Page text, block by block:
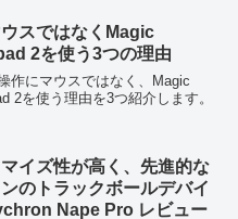
業できます。
スではなくMagic
2を使う3つの理由
作にマウスではなく、Magic
2を使う理由を3つ紹介します。
イズ性が高く、先進的な
のトラックボールデバイ
Nape Pro レビュー